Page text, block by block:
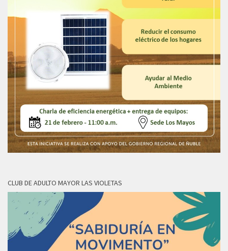
CLUB DE ADULTO MAYOR LAS VIOLETAS